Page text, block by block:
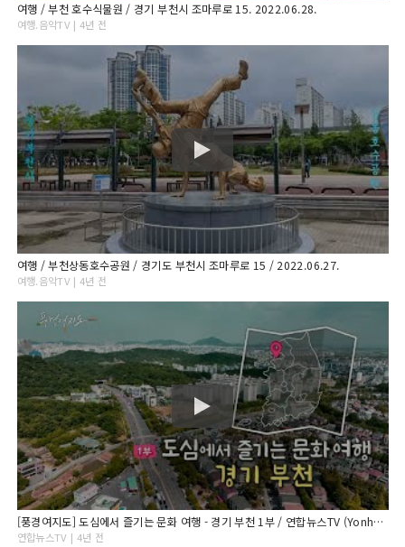
여행 / 부천 호수식물원 / 경기 부천시 조마루로 15. 2022.06.28.
여행.음악TV | 4년 전
여행 / 부천상동호수공원 / 경기도 부천시 조마루로 15 / 2022.06.27.
여행.음악TV | 4년 전
[풍경여지도] 도심에서 즐기는 문화 여행 - 경기 부천 1부 / 연합뉴스TV (YonhapnewsTV)
연합뉴스TV | 4년 전